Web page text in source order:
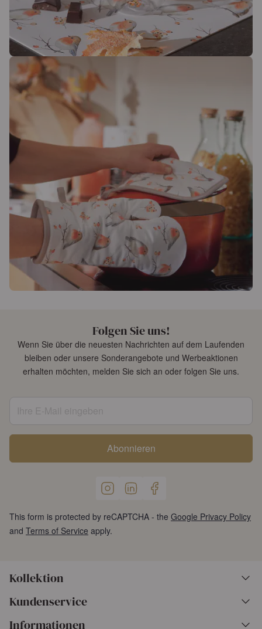
Folgen Sie uns!
Wenn Sie über die neuesten Nachrichten auf dem Laufenden
bleiben oder unsere Sonderangebote und Werbeaktionen
erhalten möchten, melden Sie sich an oder folgen Sie uns.
Abonnieren
This form is protected by reCAPTCHA - the Google Privacy Policy
and Terms of Service apply.
Kollektion
Kundenservice
Informationen